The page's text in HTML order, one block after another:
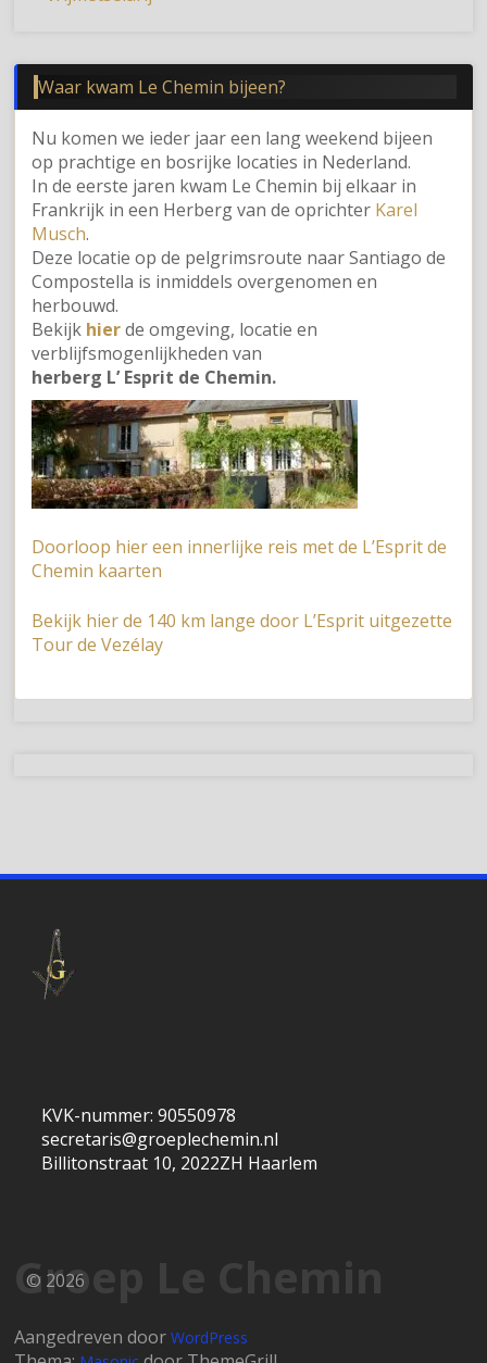
Waar kwam Le Chemin bijeen?
Nu komen we ieder jaar een lang weekend bijeen
op prachtige en bosrijke locaties in Nederland.
In de eerste jaren kwam Le Chemin bij elkaar in
Frankrijk in een Herberg van de oprichter Karel
Musch.
Deze locatie op de pelgrimsroute naar Santiago de
Compostella is inmiddels overgenomen en
herbouwd.
Bekijk hierde omgeving, locatie en
verblijfsmogenlijkheden van
herberg L’ Esprit de Chemin.
Doorloop hier een innerlijke reis met de L’Esprit de
Chemin kaarten
Bekijk hier de 140 km lange door L’Esprit uitgezette
Tour de Vezélay
KVK-nummer: 90550978
secretaris@groeplechemin.nl
Billitonstraat 10, 2022ZH Haarlem
Groep Le Chemin
© 2026
Aangedreven doorWordPress